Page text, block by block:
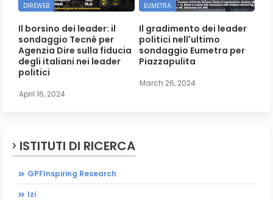
DIREWEB
Il borsino dei leader: il
sondaggio Tecnè per
Agenzia Dire sulla fiducia
degli italiani nei leader
politici
April 16, 2024
EUMETRA
Il gradimento dei leader
politici nell'ultimo
sondaggio Eumetra per
Piazzapulita
March 26, 2024
ISTITUTI DI RICERCA
GPFInspiring Research
Izi